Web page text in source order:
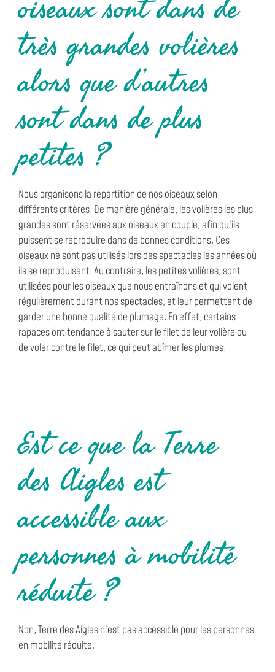
oiseaux sont dans de
très grandes volières
alors que d’autres
sont dans de plus
petites ?
Nous organisons la répartition de nos oiseaux selon
différents critères. De manière générale, les volières les plus
grandes sont réservées aux oiseaux en couple, afin qu’ils
puissent se reproduire dans de bonnes conditions. Ces
oiseaux ne sont pas utilisés lors des spectacles les années où
ils se reproduisent. Au contraire, les petites volières, sont
utilisées pour les oiseaux que nous entraînons et qui volent
régulièrement durant nos spectacles, et leur permettent de
garder une bonne qualité de plumage. En effet, certains
rapaces ont tendance à sauter sur le filet de leur volière ou
de voler contre le filet, ce qui peut abîmer les plumes.
Est ce que la Terre
des Aigles est
accessible aux
personnes à mobilité
réduite ?
Non, Terre des Aigles n’est pas accessible pour les personnes
en mobilité réduite.